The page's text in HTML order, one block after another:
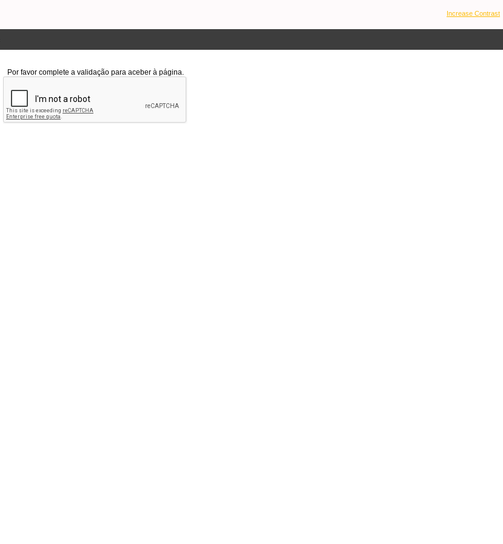
Increase Contrast
Por favor complete a validação para aceber à página.